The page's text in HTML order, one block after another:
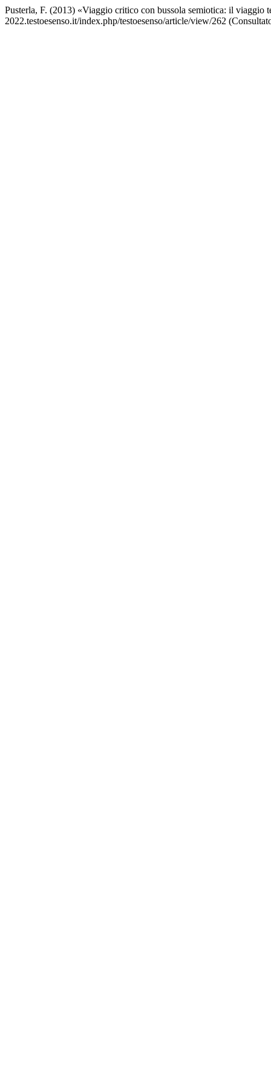
Pusterla, F. (2013) «Viaggio critico con bussola semiotica: il viaggio
2022.testoesenso.it/index.php/testoesenso/article/view/262